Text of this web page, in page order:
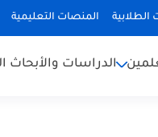
الطلابية المنصات التعليمية
الدراسات والأبحاث